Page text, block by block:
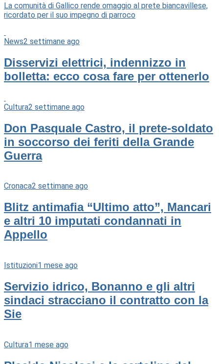
La comunità di Gallico rende omaggio al prete biancavillese,
ricordato per il suo impegno di parroco
News2 settimane ago
Disservizi elettrici, indennizzo in
bolletta: ecco cosa fare per ottenerlo
Cultura2 settimane ago
Don Pasquale Castro, il prete-soldato
in soccorso dei feriti della Grande
Guerra
Cronaca2 settimane ago
Blitz antimafia “Ultimo atto”, Mancari
e altri 10 imputati condannati in
Appello
Istituzioni1 mese ago
Servizio idrico, Bonanno e gli altri
sindaci stracciano il contratto con la
Sie
Cultura1 mese ago